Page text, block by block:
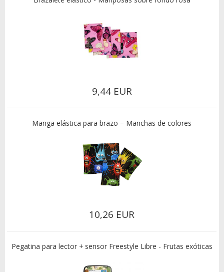
9,44 EUR
Manga elástica para brazo – Manchas de colores
10,26 EUR
Pegatina para lector + sensor Freestyle Libre - Frutas exóticas